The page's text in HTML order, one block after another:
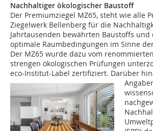
Nachhaltiger ökologischer Baustoff
Der Premiumziegel MZ65, steht wie alle
Ziegelwerk Bellenberg für die
Jahrtausenden bewährten Baustoffs und
optimale Raumbedingungen im Sinne
Der MZ65 wurde dazu vom
strengen ökologischen Prüfungen
eco-Institut-Label zertifiziert. Darüber